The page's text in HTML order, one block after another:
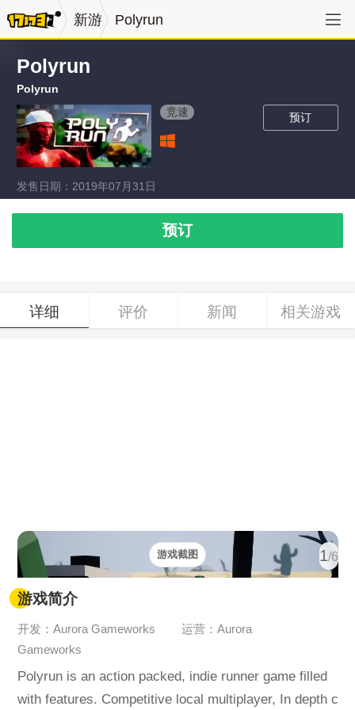
新游 Polyrun
Polyrun
Polyrun
预订
竞速
发售日期：2019年07月31日
预订
详细 评价 新闻 相关游戏
1/6
游戏截图
游戏简介
开发：Aurora Gameworks
运营：Aurora
Gameworks
Polyrun is an action packed, indie runner game filled
with features. Competitive local multiplayer, In depth c